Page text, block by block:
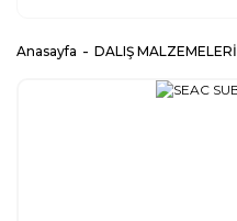
Anasayfa DALIŞ MALZEMELERİ